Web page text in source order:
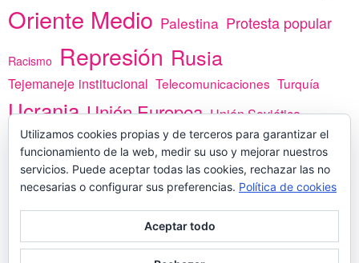
Oriente Medio Palestina Protesta popular
Racismo Represión Rusia
Tejemaneje institucional Telecomunicaciones Turquía
Ucrania Unión Europea Unión Soviética
vacunas Yemen África
PREGÚNTANOS
Utilizamos cookies propias y de terceros para garantizar el
funcionamiento de la web, medir su uso y mejorar nuestros
servicios. Puede aceptar todas las cookies, rechazar las no
necesarias o configurar sus preferencias. Política de cookies
Aceptar todo